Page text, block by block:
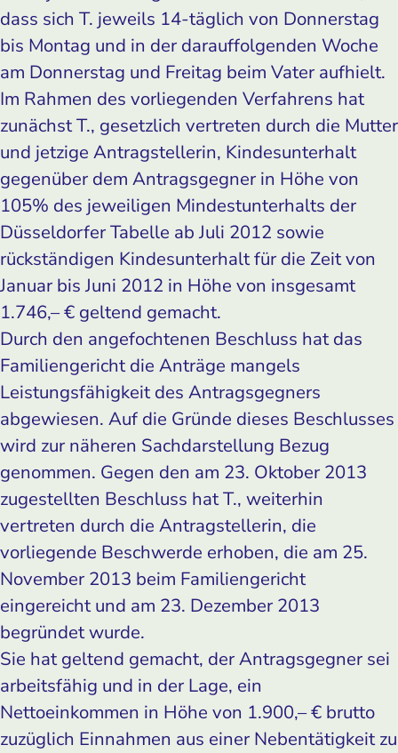
dass sich T. jeweils 14-täglich von Donnerstag
bis Montag und in der darauffolgenden Woche
am Donnerstag und Freitag beim Vater aufhielt.
Im Rahmen des vorliegenden Verfahrens hat
zunächst T., gesetzlich vertreten durch die Mutter
und jetzige Antragstellerin, Kindesunterhalt
gegenüber dem Antragsgegner in Höhe von
105% des jeweiligen Mindestunterhalts der
Düsseldorfer Tabelle ab Juli 2012 sowie
rückständigen Kindesunterhalt für die Zeit von
Januar bis Juni 2012 in Höhe von insgesamt
1.746,– € geltend gemacht.
Durch den angefochtenen Beschluss hat das
Familiengericht die Anträge mangels
Leistungsfähigkeit des Antragsgegners
abgewiesen. Auf die Gründe dieses Beschlusses
wird zur näheren Sachdarstellung Bezug
genommen. Gegen den am 23. Oktober 2013
zugestellten Beschluss hat T., weiterhin
vertreten durch die Antragstellerin, die
vorliegende Beschwerde erhoben, die am 25.
November 2013 beim Familiengericht
eingereicht und am 23. Dezember 2013
begründet wurde.
Sie hat geltend gemacht, der Antragsgegner sei
arbeitsfähig und in der Lage, ein
Nettoeinkommen in Höhe von 1.900,– € brutto
zuzüglich Einnahmen aus einer Nebentätigkeit zu